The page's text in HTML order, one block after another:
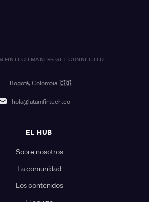
FINTECH MAKERS GET CONNECTED.
Bogotá, Colombia 🇨🇴
hola@latamfintech.co
EL HUB
Sobre nosotros
La comunidad
Los contenidos